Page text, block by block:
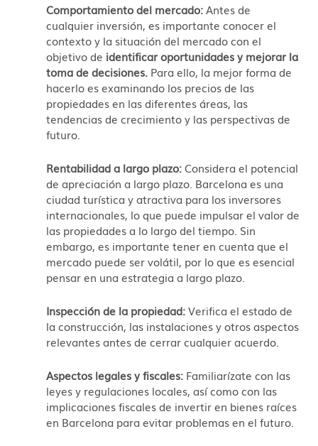
Comportamiento del mercado:Antes de
cualquier inversión, es importante conocer el
contexto y la situación del mercado con el
objetivo de identificar oportunidades y mejorar la
toma de decisiones. Para ello, la mejor forma de
hacerlo es examinando los precios de las
propiedades en las diferentes áreas, las
tendencias de crecimiento y las perspectivas de
futuro.
Rentabilidad a largo plazo:Considera el potencial
de apreciación a largo plazo. Barcelona es una
ciudad turística y atractiva para los inversores
internacionales, lo que puede impulsar el valor de
las propiedades a lo largo del tiempo. Sin
embargo, es importante tener en cuenta que el
mercado puede ser volátil, por lo que es esencial
pensar en una estrategia a largo plazo.
Inspección de la propiedad:Verifica el estado de
la construcción, las instalaciones y otros aspectos
relevantes antes de cerrar cualquier acuerdo.
Aspectos legales y fiscales: Familiarízate con las
leyes y regulaciones locales, así como con las
implicaciones fiscales de invertir en bienes raíces
en Barcelona para evitar problemas en el futuro.